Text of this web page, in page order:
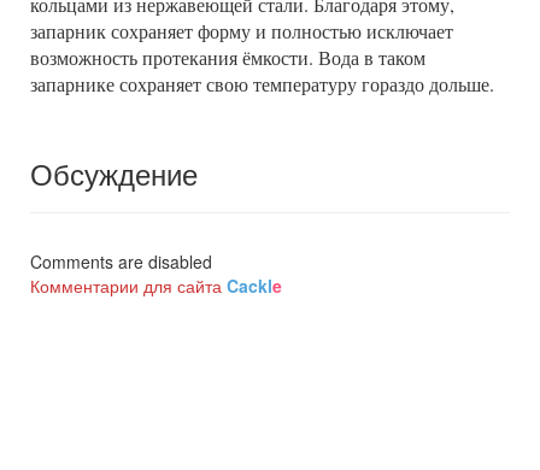
запарник сохраняет форму и полностью исключает
возможность протекания ёмкости. Вода в таком
запарнике сохраняет свою температуру гораздо дольше.
Обсуждение
Comments are disabled
Комментарии для сайта Cackle